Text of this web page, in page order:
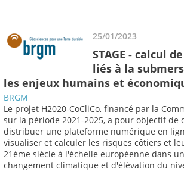
25/01/2023
STAGE - calcul
liés à la
les enjeux humains et
BRGM
Le projet H2020-CoCliCo, financé par la
sur la période 2021-2025, a pour objectif de
distribuer une plateforme numérique en
visualiser et calculer les risques côtiers et
21ème siècle à l'échelle européenne dans
changement climatique et d'élévation du